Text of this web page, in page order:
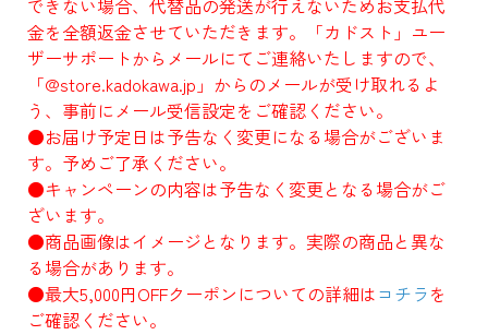
できない場合、代替品の発送が行えないためお支払代
金を全額返金させていただきます。「カドスト」ユー
ザーサポートからメールにてご連絡いたしますので、
「@store.kadokawa.jp」からのメールが受け取れるよ
う、事前にメール受信設定をご確認ください。
●お届け予定日は予告なく変更になる場合がございま
す。予めご了承ください。
●キャンペーンの内容は予告なく変更となる場合がご
ざいます。
●商品画像はイメージとなります。実際の商品と異な
る場合があります。
●最大5,000円OFFクーポンについての詳細はコチラを
ご確認ください。